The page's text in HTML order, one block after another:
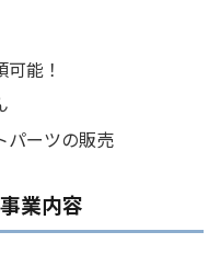
能！
パーツの販売
業内容